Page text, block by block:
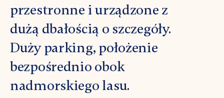
przestronne i urządzone z
dużą dbałością o szczegóły.
Duży parking, położenie
bezpośrednio obok
nadmorskiego lasu.